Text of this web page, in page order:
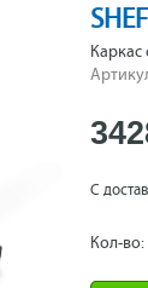
Каркас
С
Кол-во: